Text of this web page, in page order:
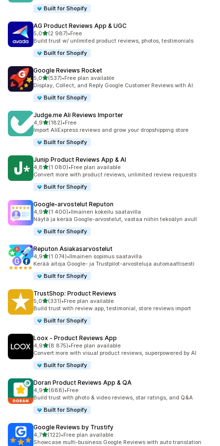
Built for Shopify
AG Product Reviews App & UGC
5,0/ 5 tähteä
(2 987)
2987 arvostelua yhteensä
•Free
Build trust w/ unlimited product reviews, photos, testimonials
Built for Shopify
Google Reviews Rocket
5,0/ 5 tähteä
(537)
537 arvostelua yhteensä
•Free plan available
Display, Collect, and Reply Google Customer Reviews with AI.
Built for Shopify
Judge.me Ali Reviews Importer
4,9/ 5 tähteä
(182)
182 arvostelua yhteensä
•Free
Import AliExpress reviews and grow your dropshipping store
Built for Shopify
Junip Product Reviews App & AI
4,8/ 5 tähteä
(1 080)
1080 arvostelua yhteensä
•Free plan available
Convert more with product reviews, unlimited review requests
Built for Shopify
Google‑arvostelut Reputon
4,9/ 5 tähteä
(1 400)
1400 arvostelua yhteensä
•Ilmainen kokeilu saatavilla
Näytä ja kerää Google-arvostelut, vastaa niihin tekoälyn avull
Built for Shopify
Reputon Asiakasarvostelut
4,9/ 5 tähteä
(1 074)
1074 arvostelua yhteensä
•Ilmainen sopimus saatavilla
Kerää aitoja Google- ja Trustpilot-arvosteluja automaattisesti
Built for Shopify
TrustShop: Product Reviews
5,0/ 5 tähteä
(331)
331 arvostelua yhteensä
•Free plan available
Build trust with review app, testimonial, store reviews import
Built for Shopify
Loox ‑ Product Reviews App
4,9/ 5 tähteä
(8 875)
8875 arvostelua yhteensä
•Free plan available
Convert more with visual product reviews, superpowered by AI
Built for Shopify
Doran Product Reviews App & QA
4,9/ 5 tähteä
(688)
688 arvostelua yhteensä
•Free
Build trust with photo & video reviews, star ratings, and Q&A
Built for Shopify
Google Reviews by Trustify
4,7/ 5 tähteä
(122)
122 arvostelua yhteensä
•Free plan available
Showcase multi-business Google Reviews with auto translation